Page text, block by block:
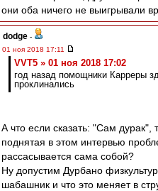
они оба ничего не выигрывали
dodge -
01 ноя 2018 17:11
VVT5 » 01 ноя 2018 17:02
год назад помощники Карреры
проклинались
А что если сказать: "Сам дурак",
поднятая в этом интервью
рассасывается сама собой?
Ну допустим Дурбано
шабашник и что это меняет в